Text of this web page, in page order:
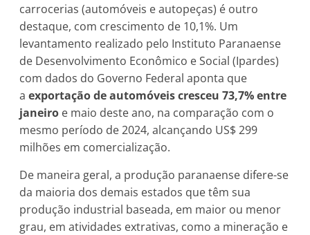
carrocerias (automóveis e autopeças) é outro
destaque, com crescimento de 10,1%. Um
levantamento realizado pelo Instituto Paranaense
de Desenvolvimento Econômico e Social (Ipardes)
com dados do Governo Federal aponta que
aexportação de automóveis cresceu 73,7% entre
janeiro e maio deste ano, na comparação com o
mesmo período de 2024, alcançando US$ 299
milhões em comercialização.
De maneira geral, a produção paranaense difere-se
da maioria dos demais estados que têm sua
produção industrial baseada, em maior ou menor
grau, em atividades extrativas, como a mineração e